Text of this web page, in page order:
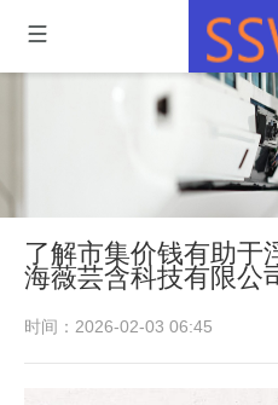
了解市集价钱有助于
海薇芸含科技有限公
时间：2026-02-03 06:45